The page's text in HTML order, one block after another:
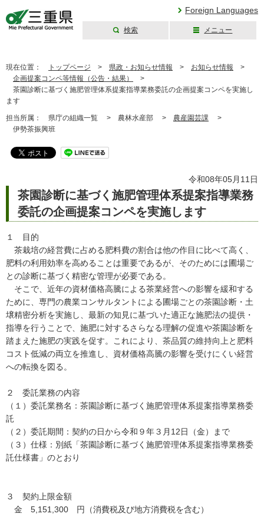
Foreign Languages
検索 メニュー
現在位置： トップページ > 県政・お知らせ情報 > お知らせ情報 >
企画提案コンペ等情報（公告・結果）
>
茶園診断に基づく施肥管理体系提案指導業務委託の企画提案コンペを実施し
ます
担当所属： 県庁の組織一覧 > 農林水産部 > 農産園芸課 >
伊勢茶振興班
令和08年05月11日
茶園診断に基づく施肥管理体系提案指導業務
委託の企画提案コンペを実施します
１ 目的
茶栽培の経営費に占める肥料費の割合は他の作目に比べて高く、
肥料の利用効率を高めることは重要であるが、そのためには圃場ご
との診断に基づく精密な管理が必要である。
そこで、近年の資材価格高騰による茶業経営への影響を緩和する
ために、専門の農業コンサルタントによる圃場ごとの茶園診断・土
壌精密分析を実施し、最新の知見に基づいた適正な施肥法の提供・
指導を行うことで、施肥に対するさらなる理解の促進や茶園診断を
踏まえた施肥の実践を促す。これにより、茶品質の維持向上と肥料
コスト低減の両立を推進し、資材価格高騰の影響を受けにくい経営
への転換を図る。
２ 委託業務の内容
（１）委託業務名：茶園診断に基づく施肥管理体系提案指導業務委
託
（２）委託期間：契約の日から令和９年３月12日（金）まで
（３）仕様：別紙「茶園診断に基づく施肥管理体系提案指導業務委
託仕様書」のとおり
３ 契約上限金額
金 5,151,300 円（消費税及び地方消費税を含む）